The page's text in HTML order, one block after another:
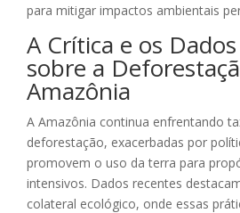
para mitigar impactos ambientais
A Crítica e os
sobre a
Amazônia
A Amazônia continua enfrentando
deforestação, exacerbadas por
promovem o uso da terra para
intensivos. Dados recentes
colateral ecológico, onde essas